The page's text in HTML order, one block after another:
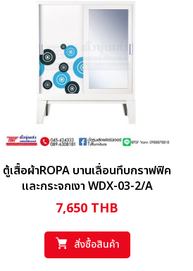
ตู้เสื้อผ้าROPA บานเลื่อนทึบกราฟฟิค
และกระจกเงา WDX-03-2/A
7,650 THB
สั่งซื้อสินค้า